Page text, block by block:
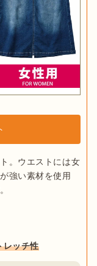
。ウエストには女
強い素材を使用
レッチ性